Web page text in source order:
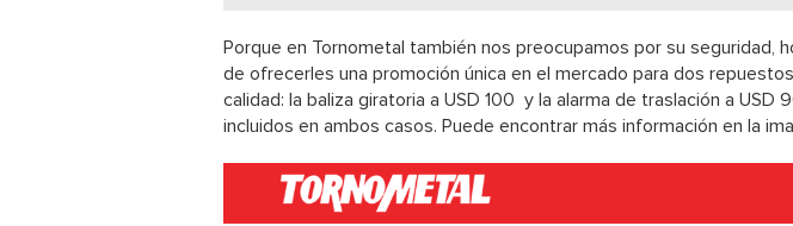
AVANT
KESLA
Porque en Tornometal también nos preocupamos por su seguridad,
de ofrecerles una promoción única en el mercado para dos
calidad: la baliza giratoria a USD 100 y la alarma de traslación a USD
incluidos en ambos casos. Puede encontrar más información en la